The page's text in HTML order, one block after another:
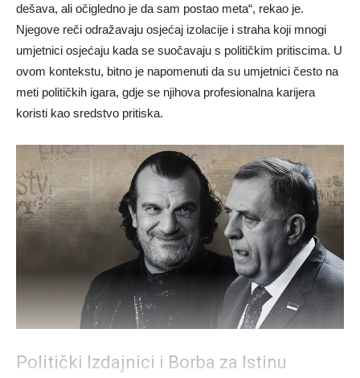
dešava, ali očigledno je da sam postao meta“, rekao je.
Njegove reči odražavaju osjećaj izolacije i straha koji mnogi
umjetnici osjećaju kada se suočavaju s političkim pritiscima. U
ovom kontekstu, bitno je napomenuti da su umjetnici često na
meti političkih igara, gdje se njihova profesionalna karijera
koristi kao sredstvo pritiska.
Politički Izdajnici i Borba za Istinu